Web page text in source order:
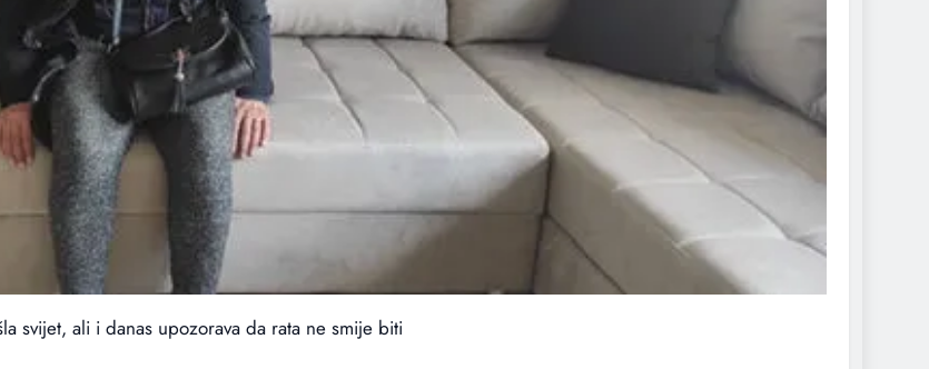
svijet, ali i danas upozorava da rata ne smije biti